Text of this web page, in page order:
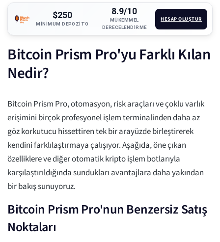
$250
MINIMUM DEPOZITO
8.9/10
MÜKEMMEL
DERECELENDIRME
HESAP OLUŞTUR
Bitcoin Prism Pro'yu Farklı Kılan
Nedir?
Bitcoin Prism Pro, otomasyon, risk araçları ve çoklu varlık
erişimini birçok profesyonel işlem terminalinden daha az
göz korkutucu hissettiren tek bir arayüzde birleştirerek
kendini farklılaştırmaya çalışıyor. Aşağıda, öne çıkan
özelliklere ve diğer otomatik kripto işlem botlarıyla
karşılaştırıldığında sundukları avantajlara daha yakından
bir bakış sunuyoruz.
Bitcoin Prism Pro'nun Benzersiz Satış
Noktaları